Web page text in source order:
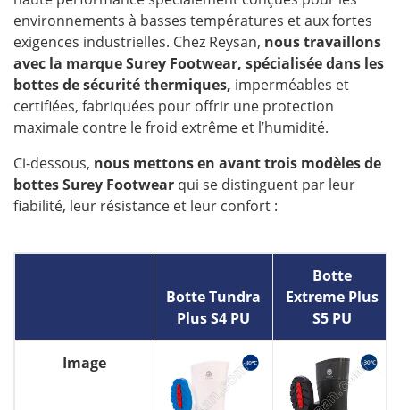
environnements à basses températures et aux fortes
exigences industrielles. Chez Reysan, nous travaillons
avec la marque Surey Footwear, spécialisée dans les
bottes de sécurité thermiques, imperméables et
certifiées, fabriquées pour offrir une protection
maximale contre le froid extrême et l’humidité.
Ci-dessous, nous mettons en avant trois modèles de
bottes Surey Footwear qui se distinguent par leur
fiabilité, leur résistance et leur confort :
Botte Tundra
Plus S4 PU
Botte
Extreme Plus
S5 PU
Image